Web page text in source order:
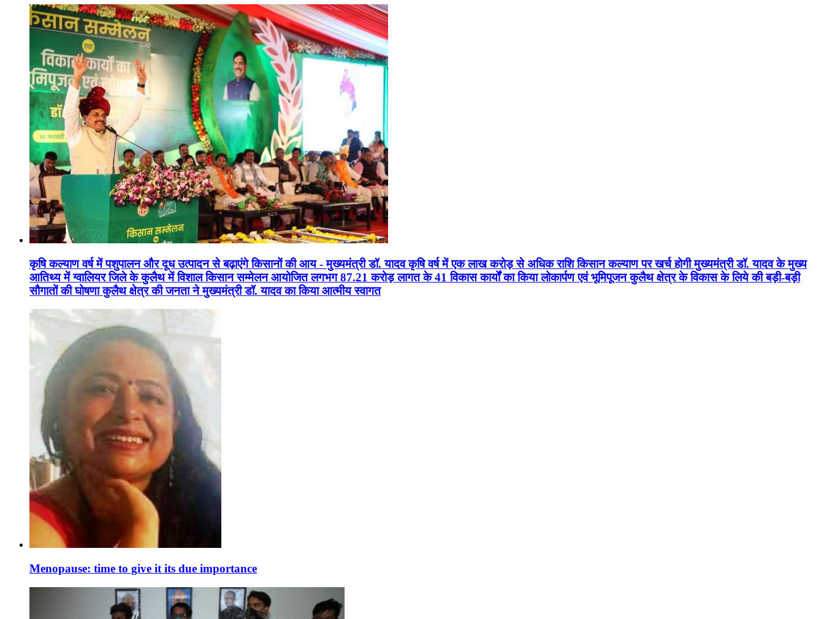
कृषि कल्याण वर्ष में पशुपालन और दूध उत्पादन से बढ़ाएंगे किसानों की आय - मुख्यमंत्री डॉ. यादव कृषि वर्ष में एक लाख करोड़ से अधिक राशि किसान कल्याण पर खर्च होगी मुख्यमंत्री डॉ. यादव के मुख्य
आतिथ्य में ग्वालियर जिले के कुलैथ में विशाल किसान सम्मेलन आयोजित लगभग 87.21 करोड़ लागत के 41 विकास कार्यों का किया लोकार्पण एवं भूमिपूजन कुलैथ क्षेत्र के विकास के लिये की बड़ी-बड़ी
सौगातों की घोषणा कुलैथ क्षेत्र की जनता ने मुख्यमंत्री डॉ. यादव का किया आत्मीय स्वागत
Menopause: time to give it its due importance